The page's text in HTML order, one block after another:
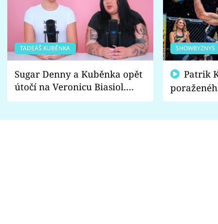
TADEÁŠ KUBĚNKA
Sugar Denny a Kuběnka opět
útočí na Veronicu Biasiol.
Proč je podle nich falešná a
SHOWBYZNYS
fanoušci